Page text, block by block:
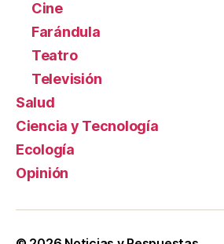
Cine
Farándula
Teatro
Televisión
Salud
Ciencia y Tecnología
Ecología
Opinión